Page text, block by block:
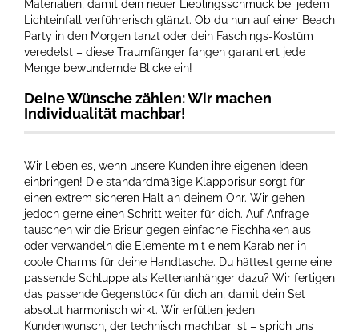
Materialien, damit dein neuer Lieblingsschmuck bei jedem
Lichteinfall verführerisch glänzt. Ob du nun auf einer Beach
Party in den Morgen tanzt oder dein Faschings-Kostüm
veredelst – diese Traumfänger fangen garantiert jede
Menge bewundernde Blicke ein!
Deine Wünsche zählen: Wir machen
Individualität machbar!
Wir lieben es, wenn unsere Kunden ihre eigenen Ideen
einbringen! Die standardmäßige Klappbrisur sorgt für
einen extrem sicheren Halt an deinem Ohr. Wir gehen
jedoch gerne einen Schritt weiter für dich. Auf Anfrage
tauschen wir die Brisur gegen einfache Fischhaken aus
oder verwandeln die Elemente mit einem Karabiner in
coole Charms für deine Handtasche. Du hättest gerne eine
passende Schluppe als Kettenanhänger dazu? Wir fertigen
das passende Gegenstück für dich an, damit dein Set
absolut harmonisch wirkt. Wir erfüllen jeden
Kundenwunsch, der technisch machbar ist – sprich uns